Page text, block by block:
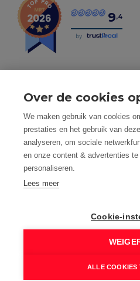
9,4
by
Mindset Real Estate bv -
Nacecode 68.100 -
Heule
Toezichthoudende
Vastgoedmakelaars,
BIV Polisnummer
M Vastgoed is onderworpen
van het BIV:
Disclaimer|Privacy
Over de cookies
We maken gebruik van cookies
prestaties en het gebruik van
analyseren, om sociale
en onze content & advertenties te
personaliseren.
Lees meer
Cookie-
ALLE COOKIES